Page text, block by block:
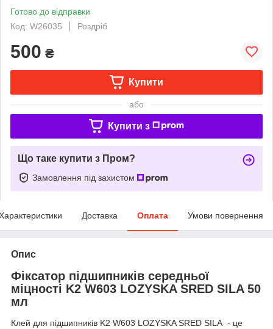
Готово до відправки
Код: W26035
Роздріб
500 ₴
Купити
або
Купити з
Що таке купити з Пром?
Замовлення під захистом
Доставка Оплата Умови повернення
Опис
Фіксатор підшипників середньої
міцності K2 W603 LOZYSKA SRED SILA 50
мл
Клей для підшипників K2 W603 LOZYSKA SRED SILA - це